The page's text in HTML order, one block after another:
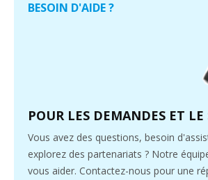
BESOIN D'AIDE ?
POUR LES DEMANDES ET LE
Vous avez des questions, besoin
explorez des partenariats ? Notre
vous aider. Contactez-nous pour une